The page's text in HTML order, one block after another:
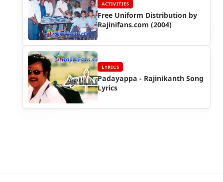
ACTIVITIES
Free Uniform Distribution by
Rajinifans.com (2004)
LYRICS
Padayappa - Rajinikanth Song
Lyrics